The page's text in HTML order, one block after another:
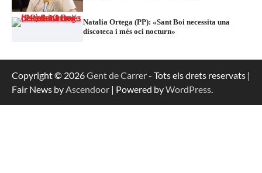
Natalia Ortega (PP): «Sant Boi necessita una
discoteca i més oci nocturn»
Copyright © 2026Gent de Carrer- Tots els drets reservats |
Fair News byAscendoor | Powered byWordPress.